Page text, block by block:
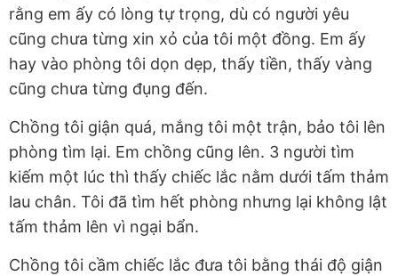
rằng em ấy có lòng tự trọng, dù có người yêu
cũng chưa từng xin xỏ của tôi một đồng. Em ấy
hay vào phòng tôi dọn dẹp, thấy tiền, thấy vàng
cũng chưa từng đụng đến.
Chồng tôi giận quá, mắng tôi một trận, bảo tôi lên
phòng tìm lại. Em chồng cũng lên. 3 người tìm
kiếm một lúc thì thấy chiếc lắc nằm dưới tấm thảm
lau chân. Tôi đã tìm hết phòng nhưng lại không lật
tấm thảm lên vì ngại bẩn.
Chồng tôi cầm chiếc lắc đưa tôi bằng thái độ giận